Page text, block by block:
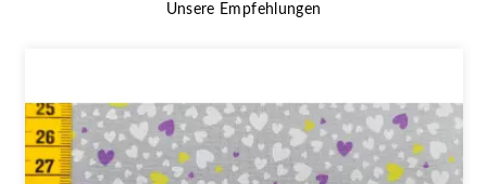
Unsere Empfehlungen